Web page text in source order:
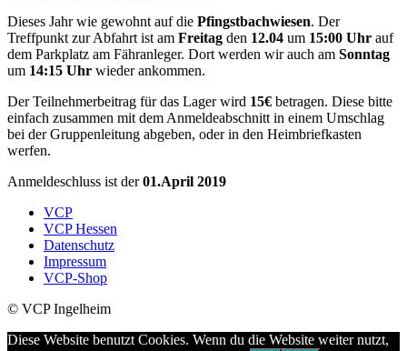
Dieses Jahr wie gewohnt auf die Pfingstbachwiesen. Der
Treffpunkt zur Abfahrt ist am Freitag den 12.04 um 15:00 Uhr auf
dem Parkplatz am Fähranleger. Dort werden wir auch am Sonntag
um 14:15 Uhr wieder ankommen.
Der Teilnehmerbeitrag für das Lager wird 15€ betragen. Diese bitte
einfach zusammen mit dem Anmeldeabschnitt in einem Umschlag
bei der Gruppenleitung abgeben, oder in den Heimbriefkasten
werfen.
Anmeldeschluss ist der01.April 2019
VCP
VCP Hessen
Datenschutz
Impressum
VCP-Shop
© VCP Ingelheim
Besuche
Diese Website benutzt Cookies. Wenn du die Website weiter nutzt,